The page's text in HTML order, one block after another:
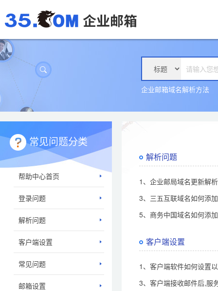
企业邮箱域名解析方法
常见问题分类
帮助中心首页
登录问题
解析问题
客户端设置
常见问题
邮箱设置
解析问题
1、企业邮局域名更新解
3、三五互联域名如何添
5、商务中国域名如何添
客户端设置
1、客户端软件如何设置
3、客户端接收邮件后,服